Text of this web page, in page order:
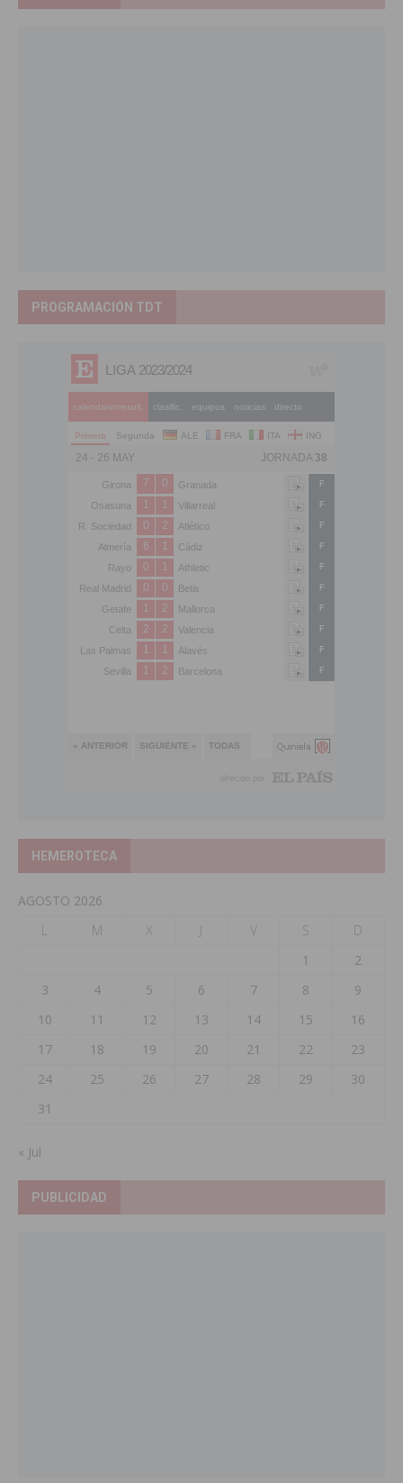
PROGRAMACIÓN TDT
HEMEROTECA
AGOSTO 2026
L
M X J V S
D
1
2
3
4 5 6 7 8
9
10
11 12 13 14 15
16
17
18 19 20 21 22
23
24
25 26 27 28 29
30
31
« Jul
PUBLICIDAD